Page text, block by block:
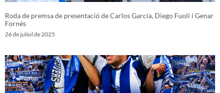
Roda de premsa de presentació de Carlos García, Diego Fuoli i Genar
Fornés
26 de juliol de 2025